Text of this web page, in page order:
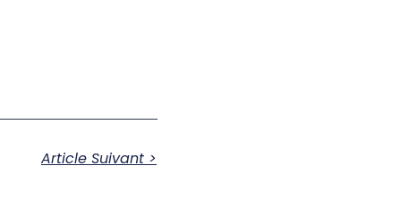
Article Suivant >